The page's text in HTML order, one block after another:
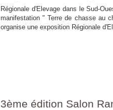
Régionale d'Elevage dans le Sud-
manifestation " Terre de chasse au
organise une exposition Régionale
3ème édition Salon